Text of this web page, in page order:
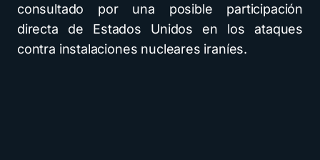
consultado por una posible participación
directa de Estados Unidos en los ataques
contra instalaciones nucleares iraníes.